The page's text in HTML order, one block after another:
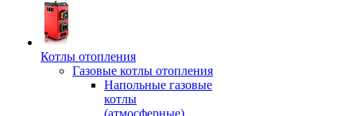
Котлы отопления
Газовые котлы отопления
Напольные газовые
котлы